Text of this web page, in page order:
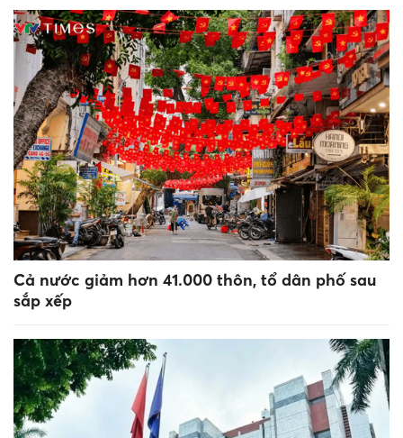
Cả nước giảm hơn 41.000 thôn, tổ dân phố sau
sắp xếp